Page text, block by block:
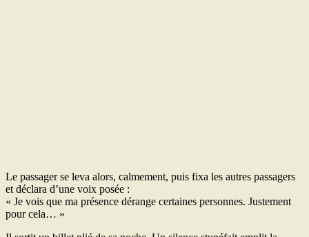
Le passager se leva alors, calmement, puis fixa les autres passagers
et déclara d’une voix posée :
« Je vois que ma présence dérange certaines personnes. Justement
pour cela… »